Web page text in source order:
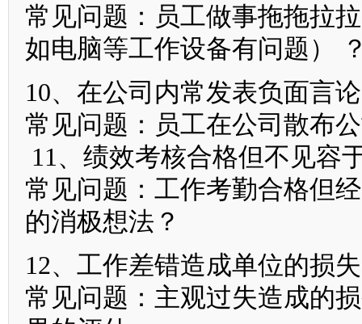
常见问题：员工做事拖拖拉
如电脑等工作设备有问题）
10、在公司内常发表负面言论
常见问题：员工在公司散布
11、绩效考核合格但不见容
常见问题：工作考勤合格但
的消极想法？
12、工作差错造成单位的损失
常见问题：主观过失造成的